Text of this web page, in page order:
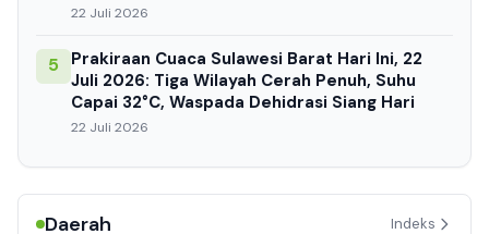
22 Juli 2026
5
Prakiraan Cuaca Sulawesi Barat Hari Ini, 22
Juli 2026: Tiga Wilayah Cerah Penuh, Suhu
Capai 32°C, Waspada Dehidrasi Siang Hari
22 Juli 2026
Daerah Indeks